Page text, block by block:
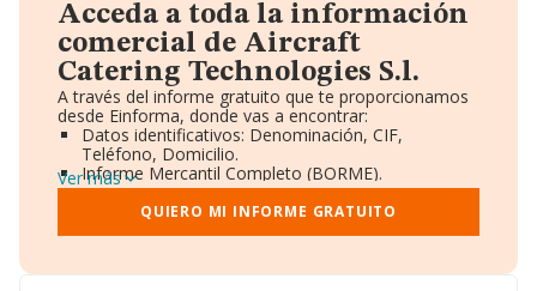
Acceda a toda la información
comercial de Aircraft
Catering Technologies S.l.
A través del informe gratuito que te proporcionamos
desde Einforma, donde vas a encontrar:
Datos identificativos: Denominación, CIF,
Teléfono, Domicilio.
Informe Mercantil Completo (BORME).
Gráficos de Evolución Ventas y Empleados.
Consejo de Administración y Administradores.
Directivos y Ejecutivos.
Ver más
QUIERO MI INFORME GRATUITO